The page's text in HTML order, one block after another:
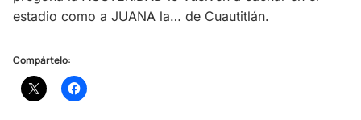
estadio como a JUANA la… de Cuautitlán.
Compártelo: